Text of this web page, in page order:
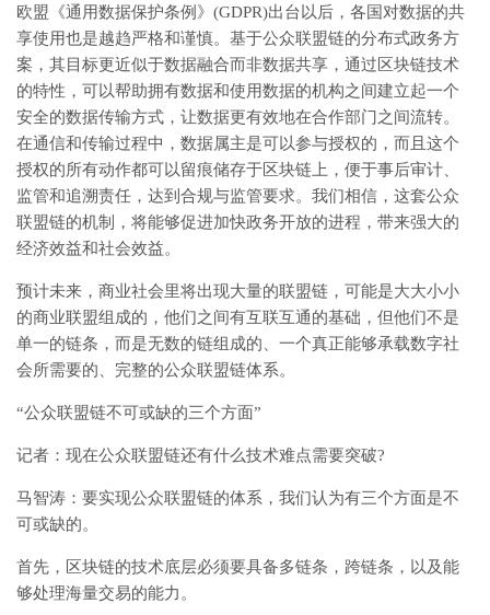
欧盟《通用数据保护条例》(GDPR)出台以后，各国对数据的共
享使用也是越趋严格和谨慎。基于公众联盟链的分布式政务方
案，其目标更近似于数据融合而非数据共享，通过区块链技术
的特性，可以帮助拥有数据和使用数据的机构之间建立起一个
安全的数据传输方式，让数据更有效地在合作部门之间流转。
在通信和传输过程中，数据属主是可以参与授权的，而且这个
授权的所有动作都可以留痕储存于区块链上，便于事后审计、
监管和追溯责任，达到合规与监管要求。我们相信，这套公众
联盟链的机制，将能够促进加快政务开放的进程，带来强大的
经济效益和社会效益。
预计未来，商业社会里将出现大量的联盟链，可能是大大小小
的商业联盟组成的，他们之间有互联互通的基础，但他们不是
单一的链条，而是无数的链组成的、一个真正能够承载数字社
会所需要的、完整的公众联盟链体系。
“公众联盟链不可或缺的三个方面”
记者：现在公众联盟链还有什么技术难点需要突破?
马智涛：要实现公众联盟链的体系，我们认为有三个方面是不
可或缺的。
首先，区块链的技术底层必须要具备多链条，跨链条，以及能
够处理海量交易的能力。